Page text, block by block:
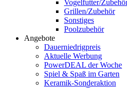
Vogelfutter/
Grillen/Zubehör
Sonstiges
Poolzubehör
Angebote
Dauerniedrigpreis
Aktuelle Werbung
PowerDEAL der Woche
Spiel & Spaß im Garten
Keramik-Sonderaktion